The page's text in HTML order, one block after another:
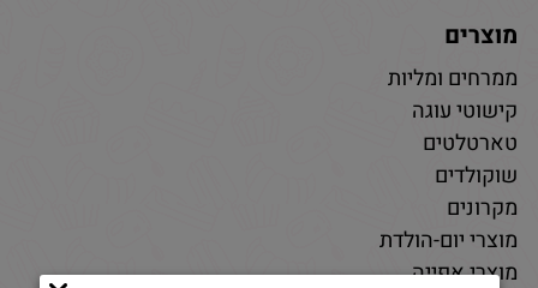
מוצרים
ממרחים ומליות
קישוטי עוגה
טארטלטים
שוקולדים
מקרונים
מוצרי יום-הולדת
מוצרי אפייה